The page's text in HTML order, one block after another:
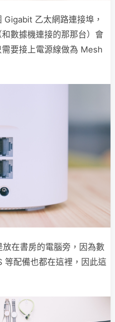
乙太網路連接埠，
數據機連接的那那台）會
要接上電源線做為 Mesh
在書房的電腦旁，因為數
等配備也都在這裡，因此這